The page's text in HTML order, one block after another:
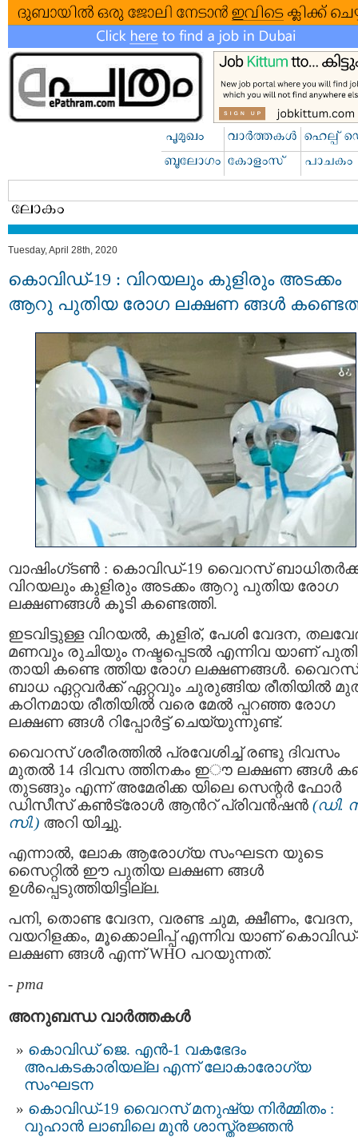
Tuesday, April 28th, 2020
കൊവിഡ്-19 : വിറയലും കുളിരും അടക്കം
ആറു പുതിയ രോഗ ലക്ഷണ ങ്ങള്‍
വാഷിംഗ്ടണ്‍ : കൊവിഡ്-19 വൈറസ്
വിറയലും കുളിരും അടക്കം ആറു പുതിയ രോഗ
ലക്ഷണങ്ങള്‍ കൂടി കണ്ടെത്തി.
ഇടവിട്ടുള്ള വിറയൽ, കുളിര്, പേശി വേദന,
മണവും രുചിയും നഷ്ടപ്പെടൽ എന്നിവ യാണ്
തായി കണ്ടെ ത്തിയ രോഗ ലക്ഷണങ്ങള്‍. വൈറസ്
ബാധ ഏറ്റവര്‍ക്ക് ഏറ്റവും ചുരുങ്ങിയ രീതിയില്‍
കഠിനമായ രീതിയില്‍ വരെ മേല്‍ പ്പറഞ്ഞ രോഗ
ലക്ഷണ ങ്ങള്‍ റിപ്പോര്‍ട്ട് ചെയ്യുന്നുണ്ട്.
വൈറസ് ശരീരത്തില്‍ പ്രവേശിച്ച് രണ്ടു ദിവസം
മുതൽ 14 ദിവസ ത്തിനകം ഇൗ ലക്ഷണ ങ്ങൾ
തുടങ്ങും എന്ന് അമേരിക്ക യിലെ സെന്റര്‍ ഫോർ
ഡിസീസ് കൺട്രോൾ ആൻറ് പ്രിവൻഷൻ (ഡി.
സി.) അറി യിച്ചു.
എന്നാൽ, ലോക ആരോഗ്യ സംഘടന യുടെ
സൈറ്റില്‍ ഈ പുതിയ ലക്ഷണ ങ്ങൾ
ഉൾപ്പെടുത്തിയിട്ടില്ല.
പനി, തൊണ്ട വേദന, വരണ്ട ചുമ, ക്ഷീണം, വേദന,
വയറിളക്കം, മൂക്കൊലിപ്പ് എന്നിവ യാണ്
ലക്ഷണ ങ്ങള്‍ എന്ന് WHO പറയുന്നത്.
- pma
അനുബന്ധ വാര്‍ത്തകള്‍
കൊവിഡ് ജെ. എൻ-1 വകഭേദം
അപകടകാരിയല്ല എന്ന് ലോകാരോഗ്യ
സംഘടന
കൊവിഡ്-19 വൈറസ് മനുഷ്യ നിര്‍മ്മിതം :
വുഹാന്‍ ലാബിലെ മുന്‍ ശാസ്ത്രജ്ഞന്‍